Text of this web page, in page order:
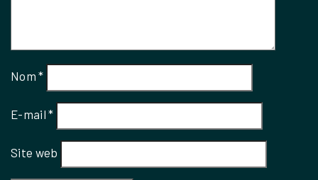
Nom*
E-mail*
Site web